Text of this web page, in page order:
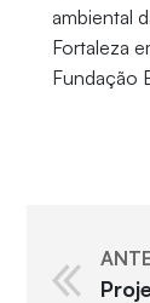
ambiental
Fortaleza
Fundação